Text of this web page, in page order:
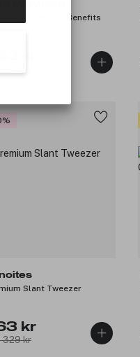
Fragrance With Benefits
Slant Tweezer
kr
329 kr